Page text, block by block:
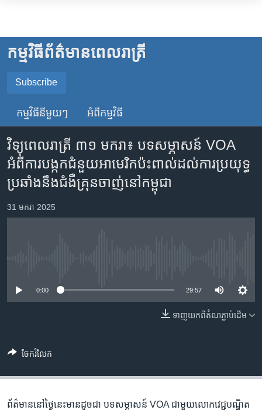
គេហទំព័រ​
ទាក់ទង
រំលង​
ទំព័រ​
ព័ត៌មាន​​
តែ​
ម្តង
រំលង​
និង​
រំលង​
កាន់​
ស្វែង​
អន្តរជាតិ
ចិន
ហេឡូវីអូអេ
ព្រឹត្តិការណ៍ព័ត៌មាន
ទូរទស្សន៍ / វីដេអូ​
វិទ្យុ / ផតខាសថ៍
កម្មវិធី​ព័ត៌មាន​ពេលរាត្រី
Subscribe
SUBSCRIBE
Spotify
កម្មវិធី​នីមួយៗ អំពី​កម្មវិធី​
វិទ្យុពេលរាត្រី ៣១ មករា៖ បទសម្ភាសន៍ VOA
អំពី​ការបង្កក​ជំនួយ​អាមេរិក​ប៉ះពាល់ដល់​ការប្រយុទ្ធ​
ប្រឆាំង​នឹង​ជំងឺ​គ្រុនចាញ់​នៅ​កម្ពុជា
31 មករា 2025
0:00 29:57
ទាញ​យក​ពី​តំណភ្ជាប់​ដើម
ចែករំលែក
ព័ត៌មាន​នៅ​ថ្ងៃនេះ​មាន​ដូចជា បទ​សម្ភាសន៍ VOA ជាមួយលោក​វេជ្ជ​បណ្ឌិត ​